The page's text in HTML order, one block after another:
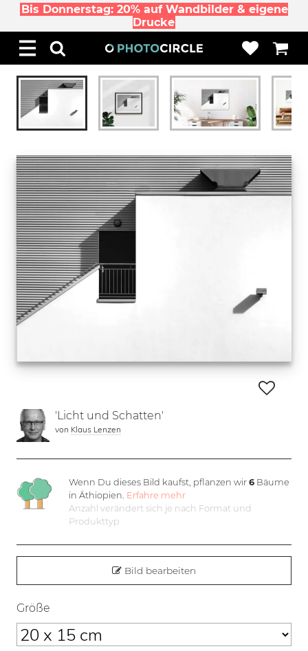
Bis Donnerstag: 20% auf Wandbilder & eigene
Drucke
'Licht und Schatten'
von Klaus Lenzen
Wenn Du dieses Bild kaufst, pflanzen wir6 Bäume
in Äthiopien. Erfahre mehr
Anzahl verändert sich je nach Format und
Produkttyp
Bild bearbeiten
Größe